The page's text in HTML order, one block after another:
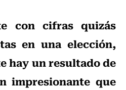
con cifras quizás
en una elección,
hay un resultado de
impresionante que